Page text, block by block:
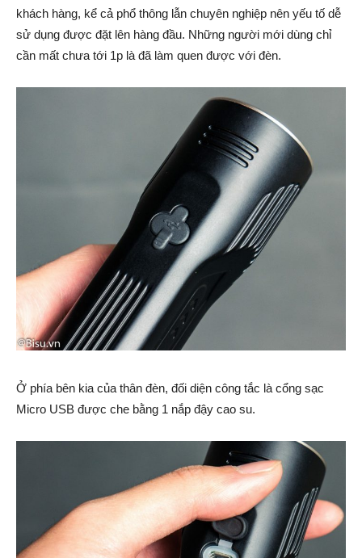
khách hàng, kể cả phổ thông lẫn chuyên nghiệp nên yếu tố dễ
sử dụng được đặt lên hàng đầu. Những người mới dùng chỉ
cần mất chưa tới 1p là đã làm quen được với đèn.
Ở phía bên kia của thân đèn, đối diện công tắc là cổng sạc
Micro USB được che bằng 1 nắp đậy cao su.